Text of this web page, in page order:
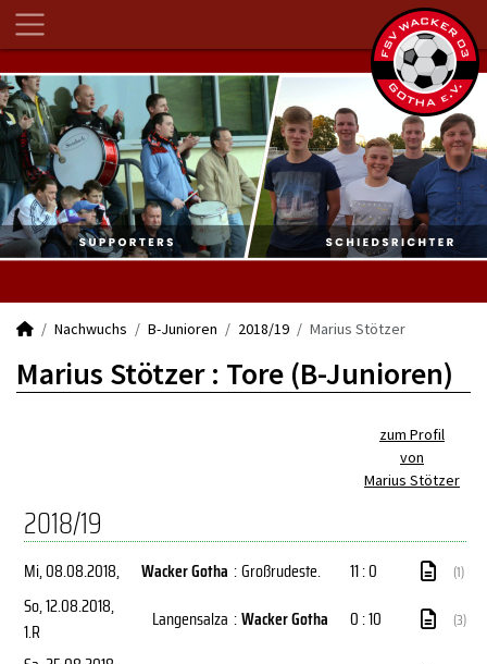
Nachwuchs B-Junioren 2018/19 Marius Stötzer
Marius Stötzer : Tore (B-Junioren)
zum Profil
von
Marius Stötzer
2018/19
Mi, 08.08.2018, Wacker Gotha :Großrudeste. 11 : 0 (1)
So, 12.08.2018,
1.R
Langensalza :Wacker Gotha 0 : 10 (3)